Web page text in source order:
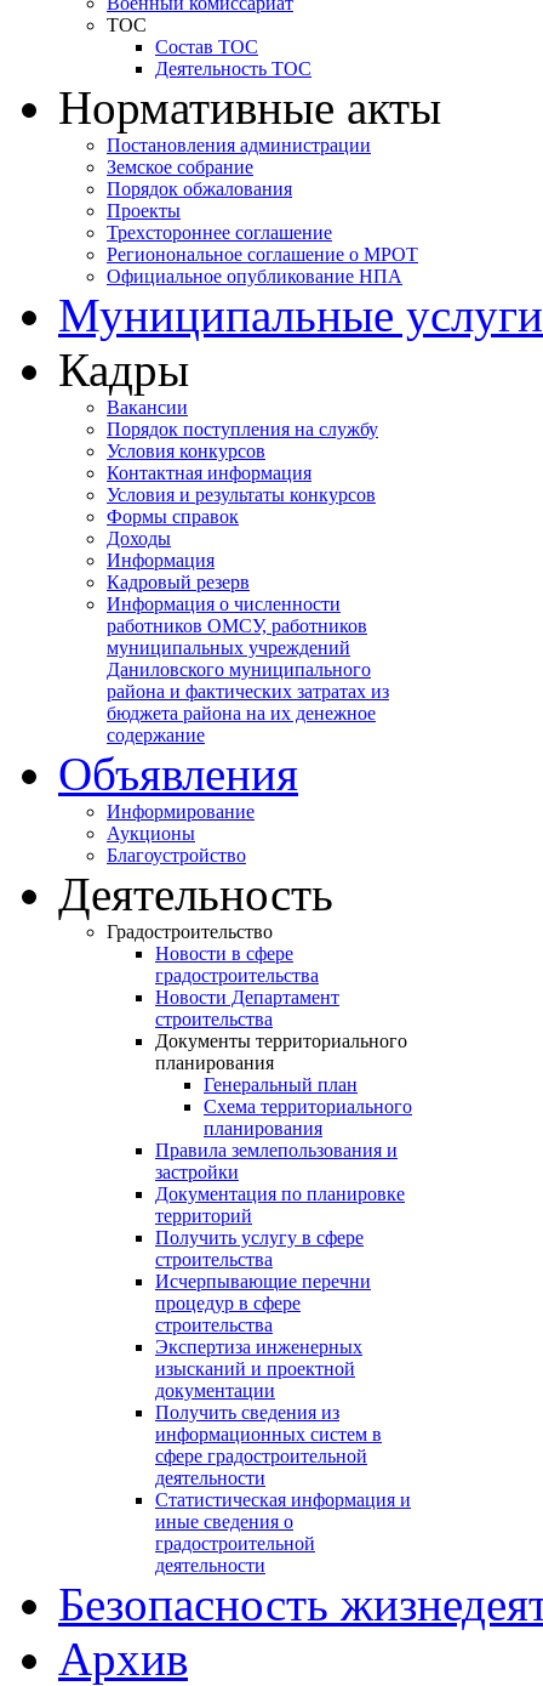
ТОС
Состав ТОС
Деятельность ТОС
Нормативные акты
Постановления администрации
Земское собрание
Порядок обжалования
Проекты
Трехстороннее соглашение
Регионональное соглашение о МРОТ
Официальное опубликование НПА
Муниципальные услуги
Кадры
Вакансии
Порядок поступления на службу
Условия конкурсов
Контактная информация
Условия и результаты конкурсов
Формы справок
Доходы
Информация
Кадровый резерв
Информация о численности
работников ОМСУ, работников
муниципальных учреждений
Даниловского муниципального
района и фактических затратах из
бюджета района на их денежное
содержание
Объявления
Информирование
Аукционы
Благоустройство
Деятельность
Градостроительство
Новости в сфере
градостроительства
Новости Департамент
строительства
Документы территориального
планирования
Генеральный план
Схема территориального
планирования
Правила землепользования и
застройки
Документация по планировке
территорий
Получить услугу в сфере
строительства
Исчерпывающие перечни
процедур в сфере
строительства
Экспертиза инженерных
изысканий и проектной
документации
Получить сведения из
информационных систем в
сфере градостроительной
деятельности
Статистическая информация и
иные сведения о
градостроительной
деятельности
Безопасность
Архив